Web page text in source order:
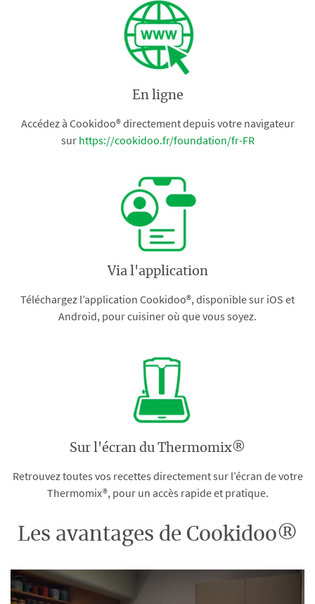
En ligne
Accédez à Cookidoo® directement depuis votre navigateur
sur https://cookidoo.fr/foundation/fr-FR
Via l'application
Téléchargez l’application Cookidoo®, disponible sur iOS et
Android, pour cuisiner où que vous soyez.
Sur l'écran du Thermomix®
Retrouvez toutes vos recettes directement sur l’écran de votre
Thermomix®, pour un accès rapide et pratique.
Les avantages de Cookidoo®